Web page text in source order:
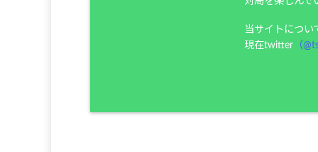
当サイトについ
現在twitter （